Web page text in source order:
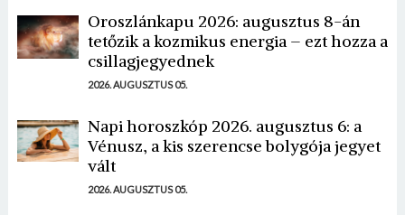
Oroszlánkapu 2026: augusztus 8-án
tetőzik a kozmikus energia – ezt hozza a
csillagjegyednek
2026. AUGUSZTUS 05.
Napi horoszkóp 2026. augusztus 6: a
Vénusz, a kis szerencse bolygója jegyet
vált
2026. AUGUSZTUS 05.